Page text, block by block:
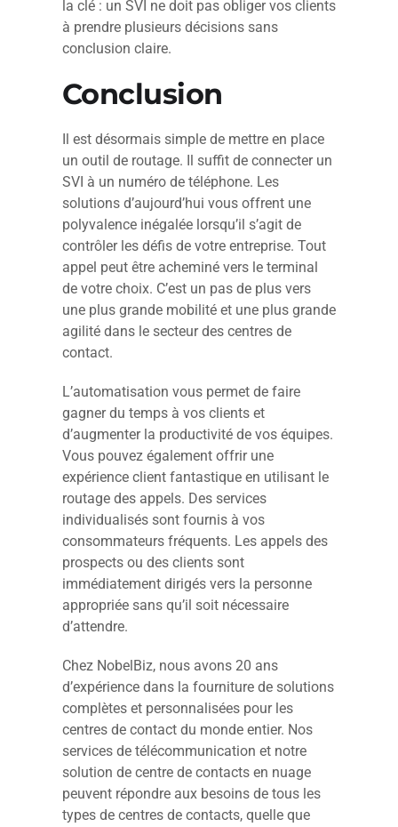
la clé : un SVI ne doit pas obliger vos clients
à prendre plusieurs décisions sans
conclusion claire.
Conclusion
Il est désormais simple de mettre en place
un outil de routage. Il suffit de connecter un
SVI à un numéro de téléphone. Les
solutions d’aujourd’hui vous offrent une
polyvalence inégalée lorsqu’il s’agit de
contrôler les défis de votre entreprise. Tout
appel peut être acheminé vers le terminal
de votre choix. C’est un pas de plus vers
une plus grande mobilité et une plus grande
agilité dans le secteur des centres de
contact.
L’automatisation vous permet de faire
gagner du temps à vos clients et
d’augmenter la productivité de vos équipes.
Vous pouvez également offrir une
expérience client fantastique en utilisant le
routage des appels. Des services
individualisés sont fournis à vos
consommateurs fréquents. Les appels des
prospects ou des clients sont
immédiatement dirigés vers la personne
appropriée sans qu’il soit nécessaire
d’attendre.
Chez NobelBiz, nous avons 20 ans
d’expérience dans la fourniture de solutions
complètes et personnalisées pour les
centres de contact du monde entier. Nos
services de télécommunication et notre
solution de centre de contacts en nuage
peuvent répondre aux besoins de tous les
types de centres de contacts, quelle que